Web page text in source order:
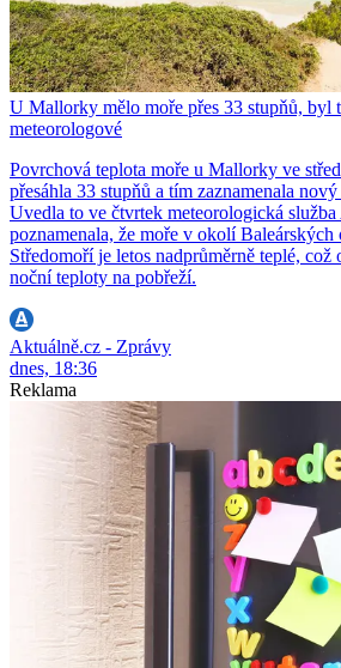
U Mallorky mělo moře přes 33 stupňů, byl
meteorologové
Povrchová teplota moře u Mallorky ve
přesáhla 33 stupňů a tím zaznamenala
Uvedla to ve čtvrtek meteorologická služba
poznamenala, že moře v okolí Baleárských
Středomoří je letos nadprůměrně teplé,
noční teploty na pobřeží.
Aktuálně.cz - Zprávy
dnes, 18:36
Reklama